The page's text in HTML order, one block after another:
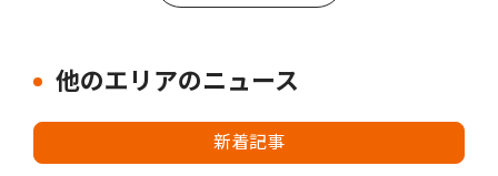
他のエリアのニュース
新着記事